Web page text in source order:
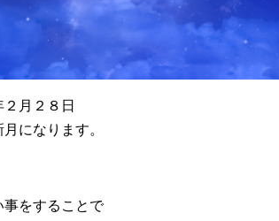
２月２８日
になります。
事をすることで